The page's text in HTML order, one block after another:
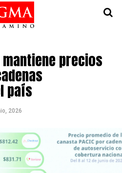
precios
país
2026